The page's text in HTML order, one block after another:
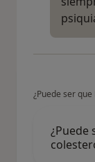
¿Puede ser
¿Puede